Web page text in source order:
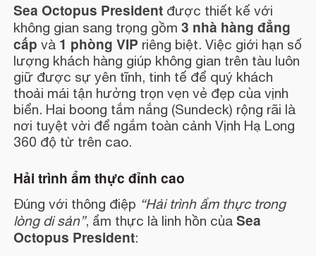
Sea Octopus President được thiết kế với
không gian sang trọng gồm3 nhà hàng đẳng
cấp và 1 phòng VIP riêng biệt. Việc giới hạn số
lượng khách hàng giúp không gian trên tàu luôn
giữ được sự yên tĩnh, tinh tế để quý khách
thoải mái tận hưởng trọn vẹn vẻ đẹp của vịnh
biển. Hai boong tắm nắng (Sundeck) rộng rãi là
nơi tuyệt vời để ngắm toàn cảnh Vịnh Hạ Long
360 độ từ trên cao.
Hải trình ẩm thực đỉnh cao
Đúng với thông điệp “Hải trình ẩm thực trong
lòng di sản”, ẩm thực là linh hồn củaSea
Octopus President: